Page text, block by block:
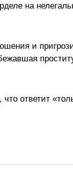
на
и
ответит